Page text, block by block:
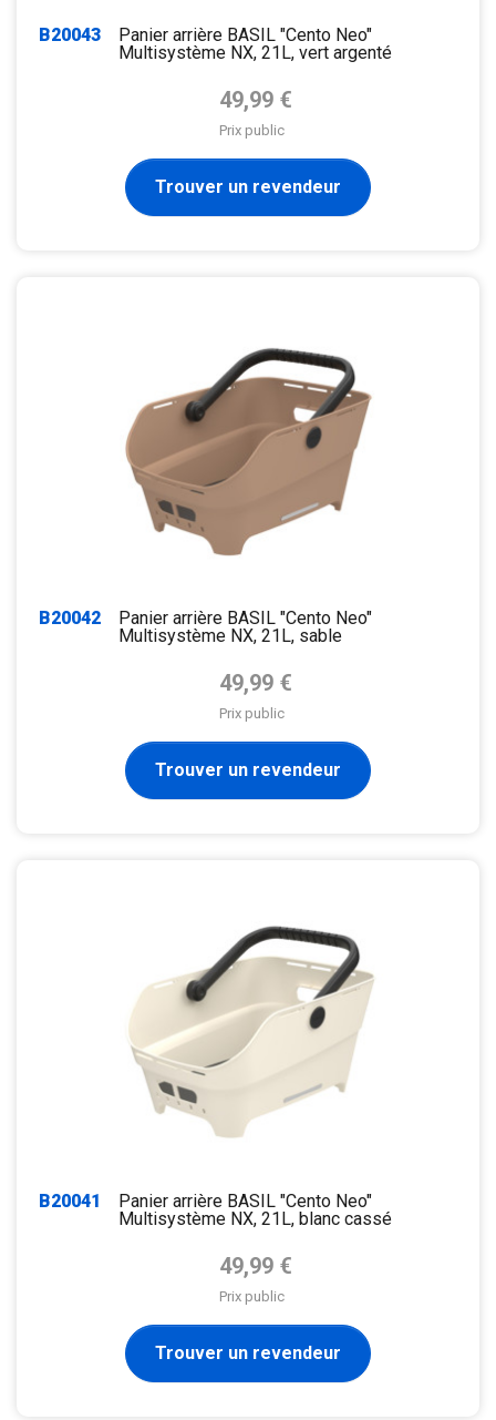
B20043
Panier arrière BASIL "Cento Neo"
Multisystème NX, 21L, vert argenté
Prix de base
49,99 €
Prix public
Trouver un revendeur
B20042
Panier arrière BASIL "Cento Neo"
Multisystème NX, 21L, sable
Prix de base
49,99 €
Prix public
Trouver un revendeur
B20041
Panier arrière BASIL "Cento Neo"
Multisystème NX, 21L, blanc cassé
Prix de base
49,99 €
Prix public
Trouver un revendeur